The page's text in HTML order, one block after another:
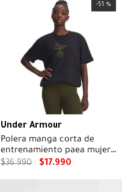
-51 %
Under Armour
Polera manga corta de
entrenamiento paea mujer
Project Rock negra
$36.990 $17.990